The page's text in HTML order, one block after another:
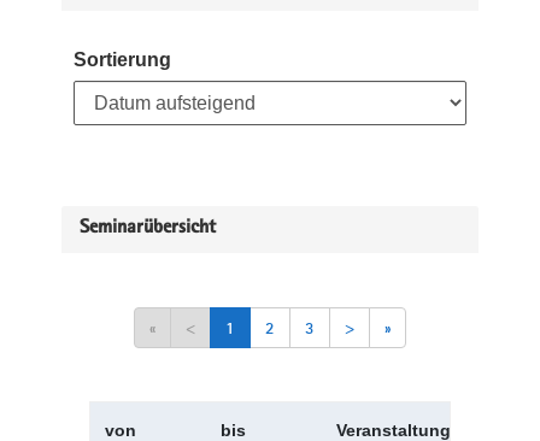
Sortierung
Seminarübersicht
« < 1 2 3 > »
von bis Veranstaltungskürzel